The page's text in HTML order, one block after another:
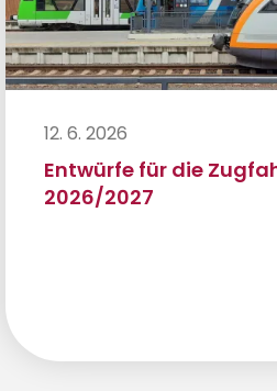
12. 6. 2026
Entwürfe für die
2026/2027